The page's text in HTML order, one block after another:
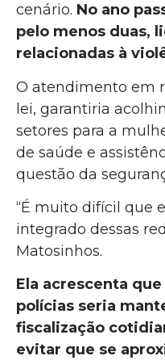
cenário. No ano
pelo menos duas,
relacionadas à
O atendimento em
lei, garantiria
setores para a
de saúde e
questão da
“É muito difícil que
integrado dessas
Matosinhos.
Ela acrescenta
polícias seria
fiscalização
evitar que se